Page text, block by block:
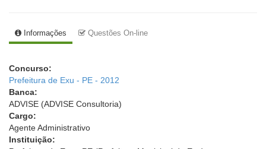
Informações Questões On-line
Concurso:
Prefeitura de Exu - PE - 2012
Banca:
ADVISE (ADVISE Consultoria)
Cargo:
Agente Administrativo
Instituição: